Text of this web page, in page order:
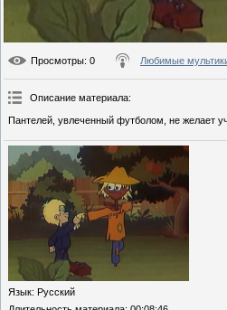
Просмотры: 0 Любимые
Описание материала:
Пантелей, увлеченный футболом, не желает
Язык: Русский